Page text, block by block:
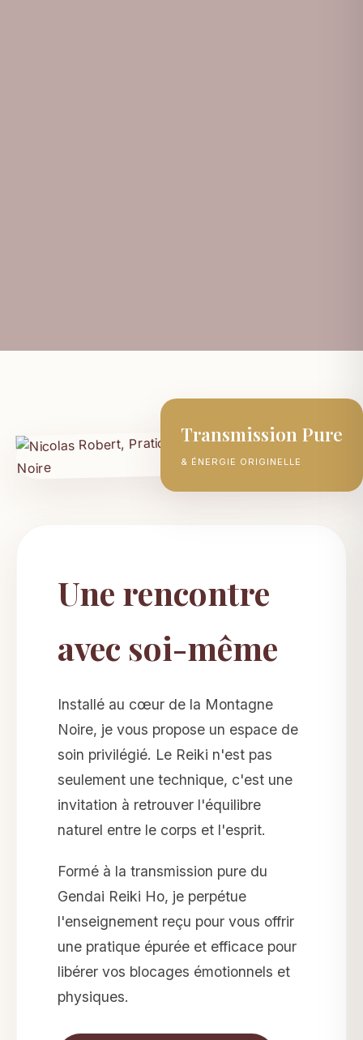
Transmission Pure
& ÉNERGIE ORIGINELLE
Une rencontre
avec soi-même
Installé au cœur de la Montagne
Noire, je vous propose un espace de
soin privilégié. Le Reiki n'est pas
seulement une technique, c'est une
invitation à retrouver l'équilibre
naturel entre le corps et l'esprit.
Formé à la transmission pure du
Gendai Reiki Ho, je perpétue
l'enseignement reçu pour vous offrir
une pratique épurée et efficace pour
libérer vos blocages émotionnels et
physiques.